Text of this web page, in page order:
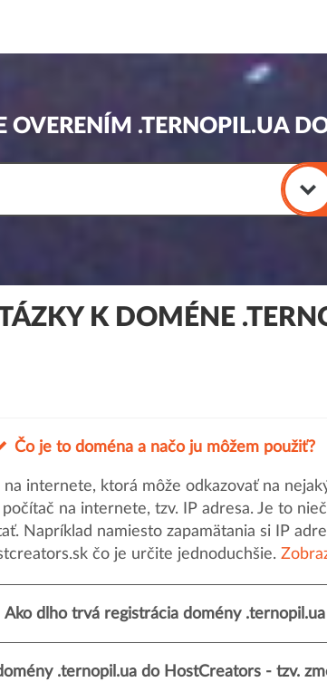
OVERENÍM .TERNOPIL.UA
K DOMÉNE
Čo je to doména a načo ju môžem použiť?
internete, ktorá môže odkazovať na
na internete, tzv. IP adresa. Je to
Napríklad namiesto zapamätania si IP
čo je určite jednoduchšie.
Ako dlho trvá registrácia domény .ternopil.ua
.ternopil.ua do HostCreators - tzv.